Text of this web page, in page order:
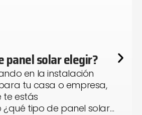
panel solar elegir?
en la instalación
tu casa o empresa,
te estás
tipo de panel solar…